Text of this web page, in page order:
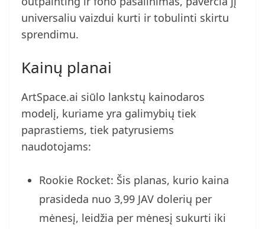
universaliu vaizdui kurti ir tobulinti skirtu
sprendimu.
Kainų planai
ArtSpace.ai siūlo lankstų kainodaros
modelį, kuriame yra galimybių tiek
paprastiems, tiek patyrusiems
naudotojams:
Rookie Rocket: Šis planas, kurio kaina
prasideda nuo 3,99 JAV dolerių per
mėnesį, leidžia per mėnesį sukurti iki